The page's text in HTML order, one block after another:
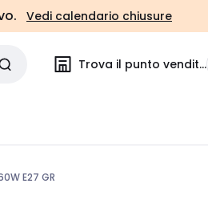
Vedi calendario chiusure
Trova il punto vendita
E27 GR